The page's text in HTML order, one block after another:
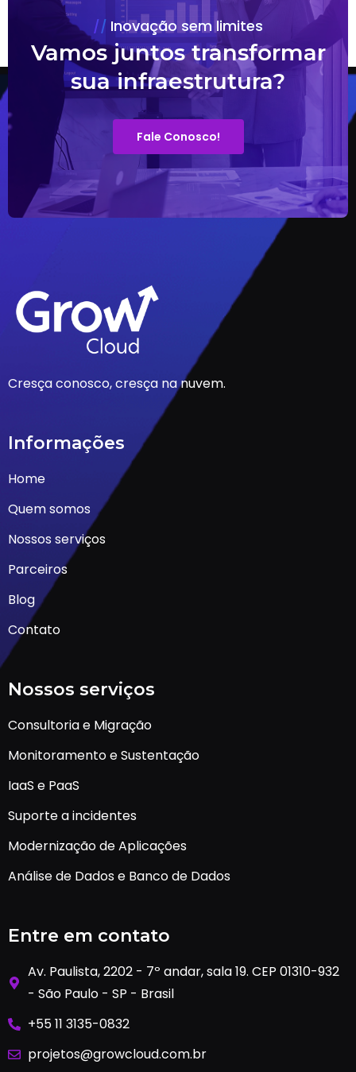
Inovação sem limites
Vamos juntos transformar
sua infraestrutura?
Fale Conosco!
Cresça conosco, cresça na nuvem.
Informações
Home
Quem somos
Nossos serviços
Parceiros
Blog
Contato
Nossos serviços
Consultoria e Migração
Monitoramento e Sustentação
IaaS e PaaS
Suporte a incidentes
Modernização de Aplicações
Análise de Dados e Banco de Dados
Entre em contato
Av. Paulista, 2202 - 7º andar, sala 19. CEP 01310-932
- São Paulo - SP - Brasil
+55 11 3135-0832
projetos@growcloud.com.br